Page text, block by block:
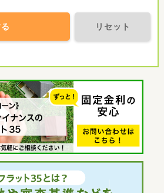
リセット